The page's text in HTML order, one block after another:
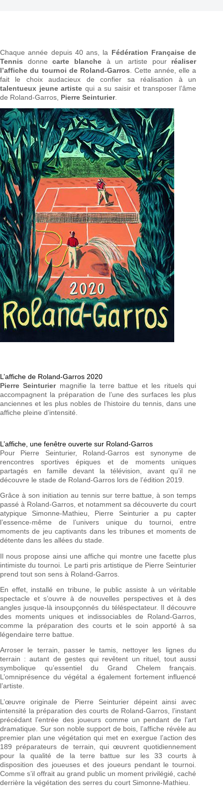
Chaque année depuis 40 ans, la Fédération Française de
Tennis donnecarte blancheà un artiste pour réaliser
l’affiche du tournoi de Roland-Garros . Cette année, elle a
fait le choix audacieux de confier sa réalisation à un
talentueux jeune artiste qui a su saisir et transposer l’âme
de Roland-Garros, Pierre Seinturier.
L’affiche de Roland-Garros 2020
Pierre Seinturiermagnifie la terre battue et les rituels qui
accompagnent la préparation de l’une des surfaces les plus
anciennes et les plus nobles de l’histoire du tennis, dans une
affiche pleine d’intensité.
L’affiche, une fenêtre ouverte sur Roland-Garros
Pour Pierre Seinturier, Roland-Garros est synonyme de
rencontres sportives épiques et de moments uniques
partagés en famille devant la télévision, avant qu’il ne
découvre le stade de Roland-Garros lors de l’édition 2019.
Grâce à son initiation au tennis sur terre battue, à son temps
passé à Roland-Garros, et notamment sa découverte du court
atypique Simonne-Mathieu, Pierre Seinturier a pu capter
l’essence-même de l’univers unique du tournoi, entre
moments de jeu captivants dans les tribunes et moments de
détente dans les allées du stade.
Il nous propose ainsi une affiche qui montre une facette plus
intimiste du tournoi. Le parti pris artistique de Pierre Seinturier
prend tout son sens à Roland-Garros.
En effet, installé en tribune, le public assiste à un véritable
spectacle et s’ouvre à de nouvelles perspectives et à des
angles jusque-là insoupçonnés du téléspectateur. Il découvre
des moments uniques et indissociables de Roland-Garros,
comme la préparation des courts et le soin apporté à sa
légendaire terre battue.
Arroser le terrain, passer le tamis, nettoyer les lignes du
terrain : autant de gestes qui revêtent un rituel, tout aussi
symbolique qu’essentiel du Grand Chelem français.
L’omniprésence du végétal a également fortement influencé
l’artiste.
L’œuvre originale de Pierre Seinturier dépeint ainsi avec
intensité la préparation des courts de Roland-Garros, l’instant
précédant l’entrée des joueurs comme un pendant de l’art
dramatique. Sur son noble support de bois, l’affiche révèle au
premier plan une végétation qui met en exergue l’action des
189 préparateurs de terrain, qui œuvrent quotidiennement
pour la qualité de la terre battue sur les 33 courts à
disposition des joueuses et des joueurs pendant le tournoi.
Comme s’il offrait au grand public un moment privilégié, caché
derrière la végétation des serres du court Simonne-Mathieu.